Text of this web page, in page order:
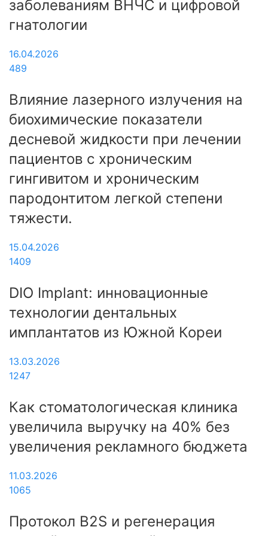
заболеваниям ВНЧС и цифровой
гнатологии
16.04.2026
489
Влияние лазерного излучения на
биохимические показатели
десневой жидкости при лечении
пациентов с хроническим
гингивитом и хроническим
пародонтитом легкой степени
тяжести.
15.04.2026
1409
DIO Implant: инновационные
технологии дентальных
имплантатов из Южной Кореи
13.03.2026
1247
Как стоматологическая клиника
увеличила выручку на 40% без
увеличения рекламного бюджета
11.03.2026
1065
Протокол B2S и регенерация